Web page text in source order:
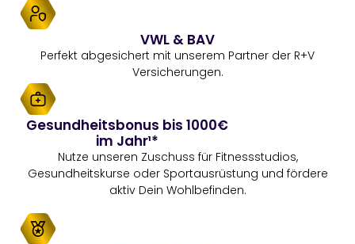
VWL & BAV
Perfekt abgesichert mit unserem Partner der R+V
Versicherungen.
Gesundheitsbonus bis 1000€
im Jahr¹*
Nutze unseren Zuschuss für Fitnessstudios,
Gesundheitskurse oder Sportausrüstung und fördere
aktiv Dein Wohlbefinden.